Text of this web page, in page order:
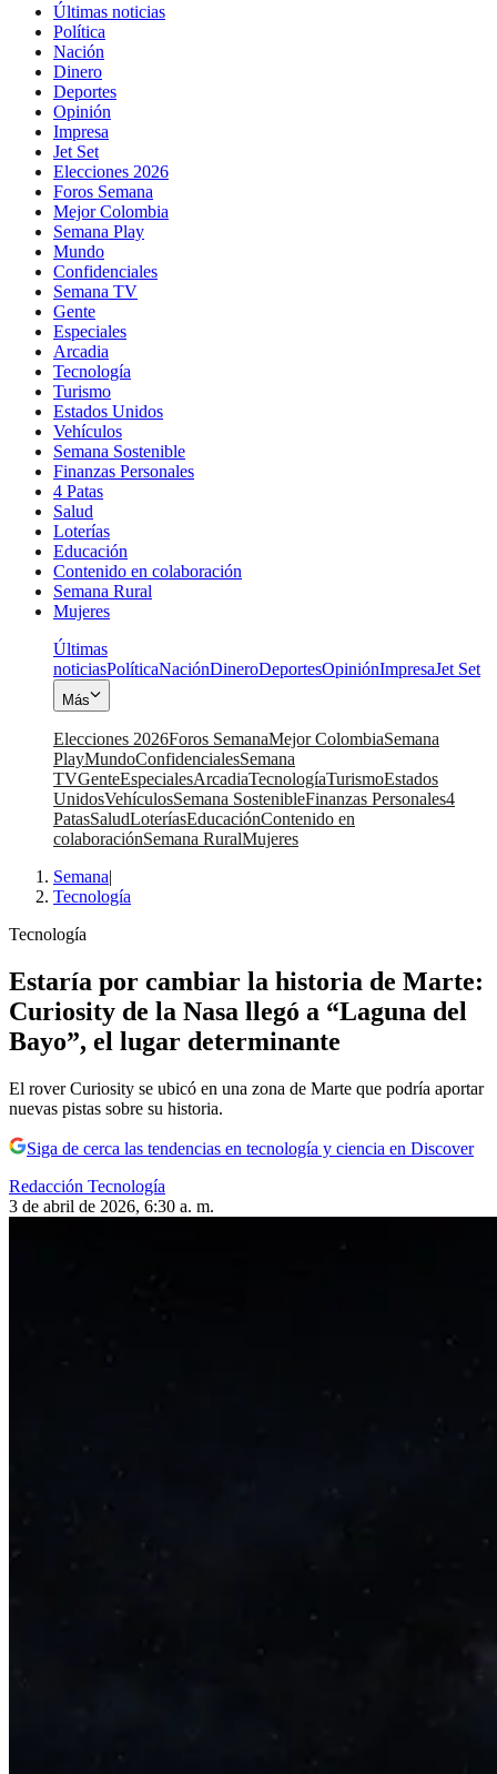
Últimas noticias
Política
Nación
Dinero
Deportes
Opinión
Impresa
Jet Set
Elecciones 2026
Foros Semana
Mejor Colombia
Semana Play
Mundo
Confidenciales
Semana TV
Gente
Especiales
Arcadia
Tecnología
Turismo
Estados Unidos
Vehículos
Semana Sostenible
Finanzas Personales
4 Patas
Salud
Loterías
Educación
Contenido en colaboración
Semana Rural
Mujeres
Últimas
noticiasPolíticaNaciónDineroDeportesOpiniónImpresaJet Set
Más
Elecciones 2026Foros SemanaMejor ColombiaSemana
PlayMundoConfidencialesSemana
TVGenteEspecialesArcadiaTecnologíaTurismoEstados
UnidosVehículosSemana SostenibleFinanzas Personales4
PatasSaludLoteríasEducaciónContenido en
colaboraciónSemana RuralMujeres
Semana|
Tecnología
Tecnología
Estaría por cambiar la historia de Marte:
Curiosity de la Nasa llegó a “Laguna del
Bayo”, el lugar determinante
El rover Curiosity se ubicó en una zona de Marte que podría aportar
nuevas pistas sobre su historia.
Siga de cerca las tendencias en tecnología y ciencia en Discover
Redacción Tecnología
3 de abril de 2026, 6:30 a. m.